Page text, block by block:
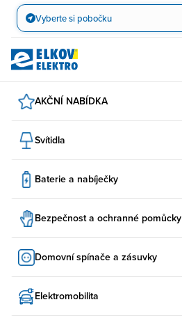
Přejít
obsah
Vyberte si pobočku
AKČNÍ NABÍDKA
Svítidla
Baterie a nabíječky
Bezpečnost a ochranné pomůcky
Domovní spínače a zásuvky
Elektromobilita